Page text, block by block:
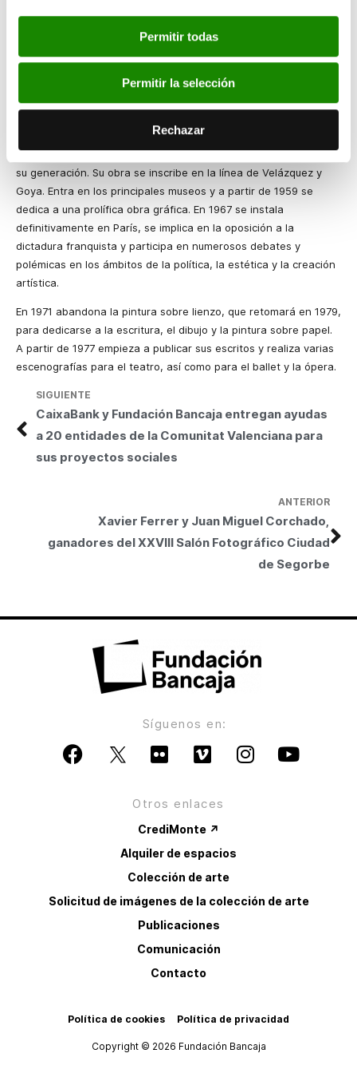
Permitir todas
Permitir la selección
Rechazar
tanto sobre lienzo como sobre papel. En 1957 funda en Madrid
el grupoEl Paso, que dirigirá hasta su disolución en 1960.
Conoce a Michel Tapié y realiza su primera exposición individual
en la galería de Rodolphe Stadler, en París, donde expondrá de
paleta a los negros, grises y marrones. Se afirma en un estilo
propio e independiente de los movimientos y las tendencias de
su generación. Su obra se inscribe en la línea de Velázquez y
Goya. Entra en los principales museos y a partir de 1959 se
dedica a una prolífica obra gráfica. En 1967 se instala
definitivamente en París, se implica en la oposición a la
dictadura franquista y participa en numerosos debates y
polémicas en los ámbitos de la política, la estética y la creación
artística.
En 1971 abandona la pintura sobre lienzo, que retomará en 1979,
para dedicarse a la escritura, el dibujo y la pintura sobre papel.
A partir de 1977 empieza a publicar sus escritos y realiza varias
escenografías para el teatro, así como para el ballet y la ópera.
ANTERIOR
Xavier Ferrer y Juan Miguel Corchado,
ganadores del XXVIII Salón Fotográfico Ciudad
de Segorbe
SIGUIENTE
CaixaBank y Fundación Bancaja entregan ayudas
a 20 entidades de la Comunitat Valenciana para
sus proyectos sociales
Síguenos en:
Otros enlaces
CrediMonte ↗
Alquiler de espacios
Colección de arte
Solicitud de imágenes de la colección de arte
Publicaciones
Comunicación
Contacto
Política de cookies Política de privacidad
Copyright © 2026 Fundación Bancaja